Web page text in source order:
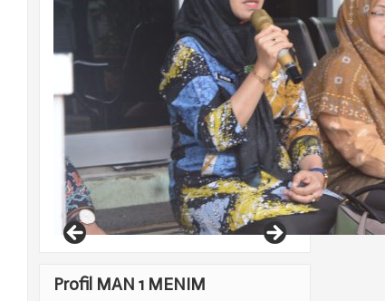
Profil MAN 1 MENIM